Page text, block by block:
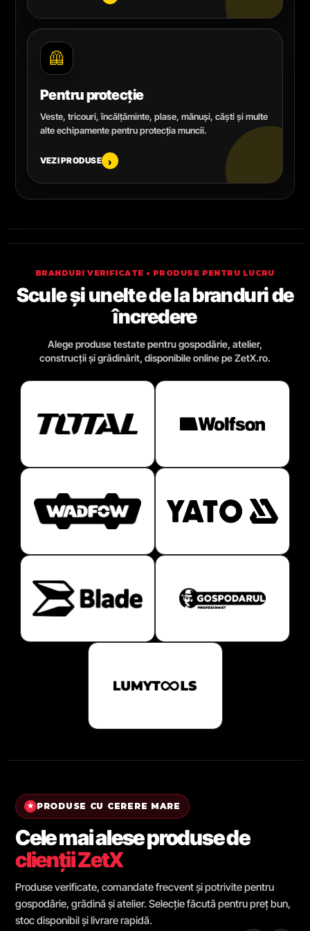
🦺
Pentru protecție
Veste, tricouri, încălțăminte, plase, mănuși, căști și multe
alte echipamente pentru protecția muncii.
VEZI PRODUSE ›
BRANDURI VERIFICATE • PRODUSE PENTRU LUCRU
Scule și unelte de la branduri de
încredere
Alege produse testate pentru gospodărie, atelier,
construcții și grădinărit, disponibile online pe ZetX.ro.
★ PRODUSE CU CERERE MARE
Cele mai alese produse de
clienții ZetX
Produse verificate, comandate frecvent și potrivite pentru
gospodărie, grădină și atelier. Selecție făcută pentru preț bun,
stoc disponibil și livrare rapidă.